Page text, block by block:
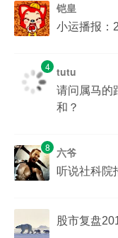
铠皇
小运播报：
4 tutu
请问属马的
和？
8 六爷
听说社科院
股市复盘